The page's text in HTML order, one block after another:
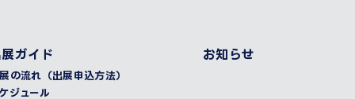
ガイド
の流れ（出展申込方法）
ジュール
お知らせ